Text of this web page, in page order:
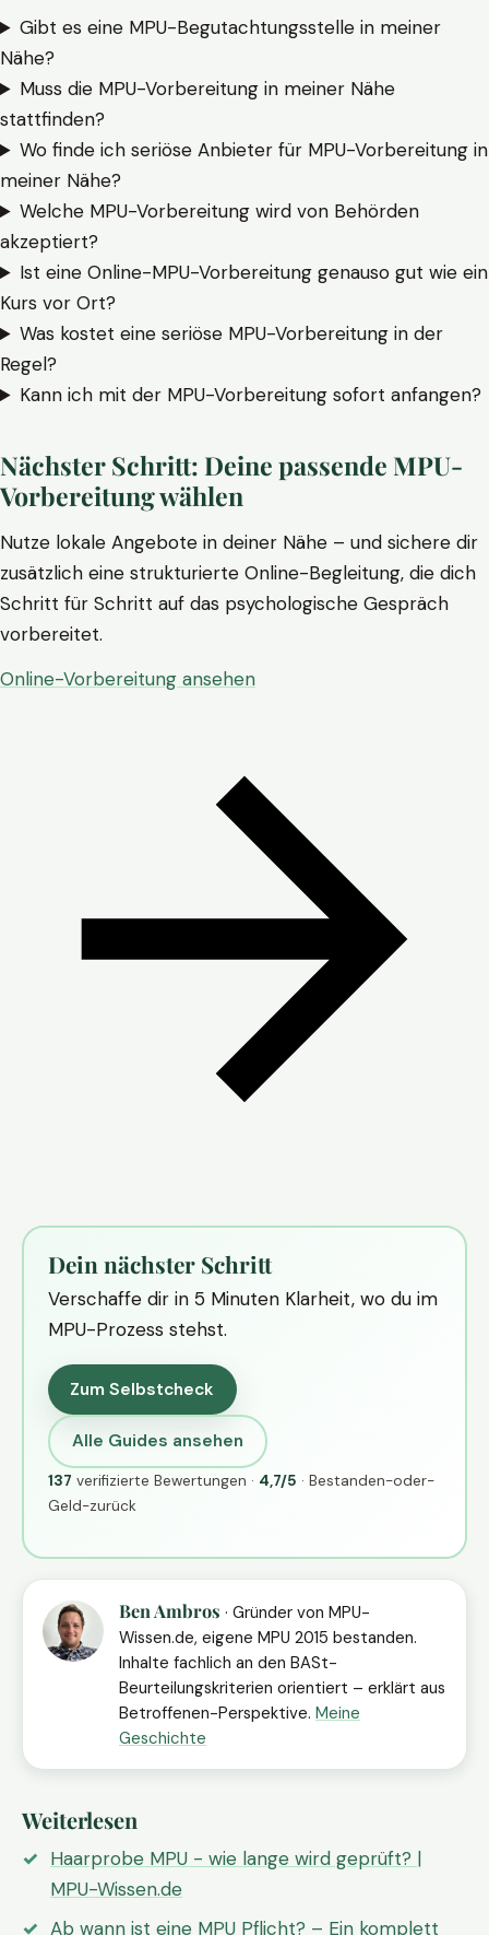
Gibt es eine MPU-Begutachtungsstelle in meiner
Nähe?
Muss die MPU-Vorbereitung in meiner Nähe
stattfinden?
Wo finde ich seriöse Anbieter für MPU-Vorbereitung in
meiner Nähe?
Welche MPU-Vorbereitung wird von Behörden
akzeptiert?
Ist eine Online-MPU-Vorbereitung genauso gut wie ein
Kurs vor Ort?
Was kostet eine seriöse MPU-Vorbereitung in der
Regel?
Kann ich mit der MPU-Vorbereitung sofort anfangen?
Nächster Schritt: Deine passende MPU-
Vorbereitung wählen
Nutze lokale Angebote in deiner Nähe – und sichere dir
zusätzlich eine strukturierte Online-Begleitung, die dich
Schritt für Schritt auf das psychologische Gespräch
vorbereitet.
Online-Vorbereitung ansehen
Dein nächster Schritt
Verschaffe dir in 5 Minuten Klarheit, wo du im
MPU-Prozess stehst.
Zum Selbstcheck
Alle Guides ansehen
137 verifizierte Bewertungen · 4,7/5 · Bestanden-oder-
Geld-zurück
Ben Ambros · Gründer von MPU-
Wissen.de, eigene MPU 2015 bestanden.
Inhalte fachlich an den BASt-
Beurteilungskriterien orientiert – erklärt aus
Betroffenen-Perspektive. Meine
Geschichte
Weiterlesen
Haarprobe MPU - wie lange wird geprüft? |
MPU-Wissen.de
Ab wann ist eine MPU Pflicht? – Ein komplett